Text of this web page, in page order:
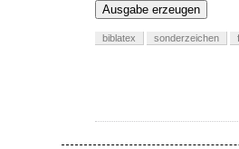
Ausgabe erzeugen
biblatex sonderzeichen